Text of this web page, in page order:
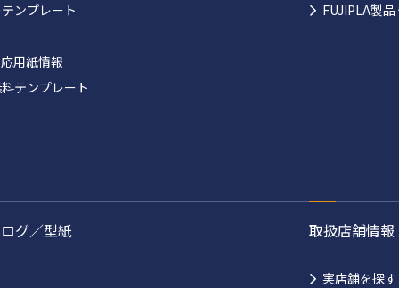
ンプレート
用紙情報
テンプレート
FUJIPLA製
グ／型紙 取扱店舗情報
実店舗を探す